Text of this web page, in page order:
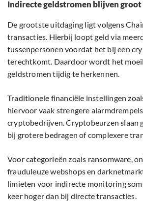
Indirecte geldstromen blijven
De grootste uitdaging ligt volgens
transacties. Hierbij loopt geld via
tussenpersonen voordat het bij een
terechtkomt. Daardoor wordt het
geldstromen tijdig te herkennen.
Traditionele financiële instellingen
hiervoor vaak strengere
cryptobedrijven. Cryptobeurzen slaan
bij grotere bedragen of complexere
Voor categorieën zoals ransomware,
frauduleuze webshops en
limieten voor indirecte monitoring
keer hoger dan bij directe transacties.